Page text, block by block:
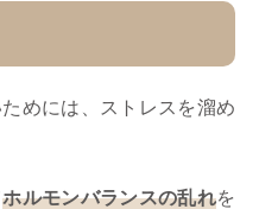
めには、ストレスを溜め
ホルモンバランスの乱れを